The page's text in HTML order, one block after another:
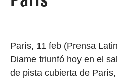
París, 11 feb (Prensa
Diame triunfó hoy en el
de pista cubierta de